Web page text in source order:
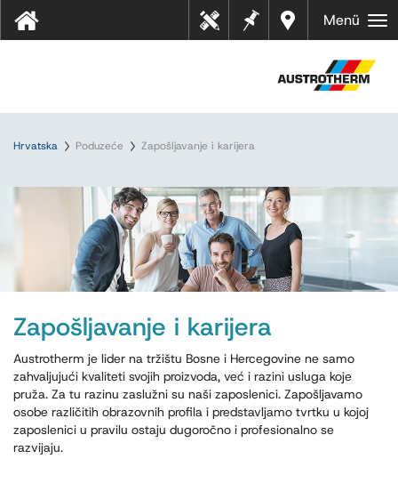
Dealer
s near
Bilješk
Tehn
ički
Menü
Hrvatska Poduzeće Zapošljavanje i karijera
Zapošljavanje i karijera
Austrotherm je lider na tržištu Bosne i Hercegovine ne samo
zahvaljujući kvaliteti svojih proizvoda, već i razini usluga koje
pruža. Za tu razinu zaslužni su naši zaposlenici. Zapošljavamo
osobe različitih obrazovnih profila i predstavljamo tvrtku u kojoj
zaposlenici u pravilu ostaju dugoročno i profesionalno se
razvijaju.